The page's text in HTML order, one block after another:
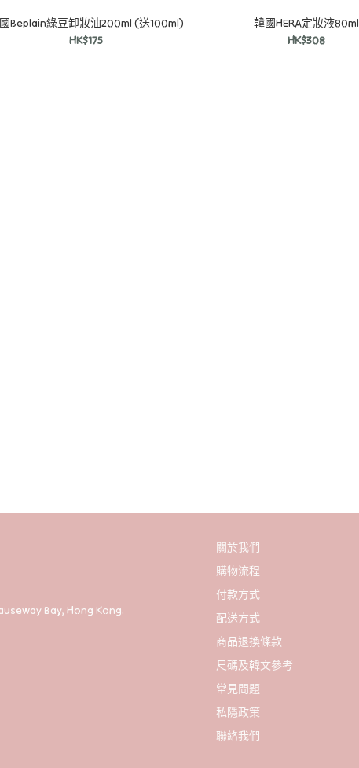
韓國Beplain綠豆卸妝油200ml
(送100ml)
HK$175
Beplain綠豆卸妝油200ml (送100ml)
HK$175
韓國HERA定妝液80ml
HK$308
Bay, Hong Kong.
關於我們
購物流程
付款方式
配送方式
商品退換條款
尺碼及韓文參考
常見問題
私隱政策
聯絡我們